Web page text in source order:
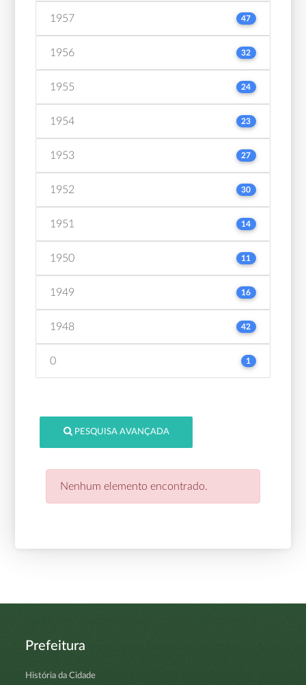
1957 47
1956 32
1955 24
1954 23
1953 27
1952 30
1951 14
1950 11
1949 16
1948 42
0 1
PESQUISA AVANÇADA
Nenhum elemento encontrado.
Prefeitura
História da Cidade